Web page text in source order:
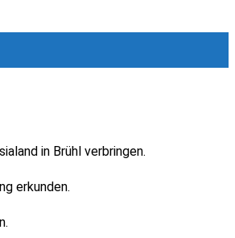
in Brühl verbringen.
erkunden.